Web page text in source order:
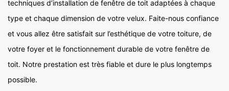
techniques d’installation de fenêtre de toit adaptées à chaque
type et chaque dimension de votre velux. Faite-nous confiance
et vous allez être satisfait sur l’esthétique de votre toiture, de
votre foyer et le fonctionnement durable de votre fenêtre de
toit. Notre prestation est très fiable et dure le plus longtemps
possible.